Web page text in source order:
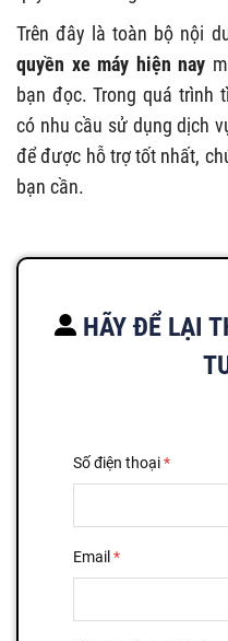
Trên đây là toàn bộ nội
quyền xe máy hiện nay
bạn đọc. Trong quá trình
có nhu cầu sử dụng dịch
để được hỗ trợ tốt nhất,
bạn cần.
HÃY ĐỂ LẠI